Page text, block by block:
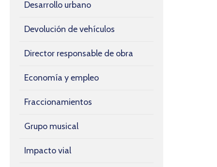
Desarrollo urbano
Devolución de vehículos
Director responsable de obra
Economía y empleo
Fraccionamientos
Grupo musical
Impacto vial